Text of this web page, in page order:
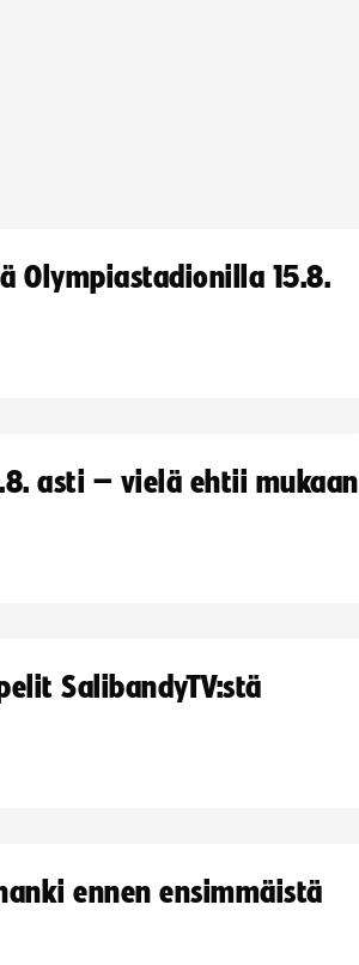
Olympiastadionilla 15.8.
asti – vielä ehtii mukaan
SalibandyTV:stä
ennen ensimmäistä